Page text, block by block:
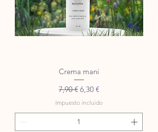
Crema mani
Precio
7,90 € Precio de oferta
6,30 €
Impuesto incluido